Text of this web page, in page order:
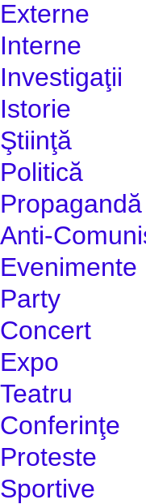
Externe
Interne
Investigaţii
Istorie
Ştiinţă
Politică
Anti-
Evenimente
Party
Concert
Expo
Teatru
Conferinţe
Proteste
Sportive